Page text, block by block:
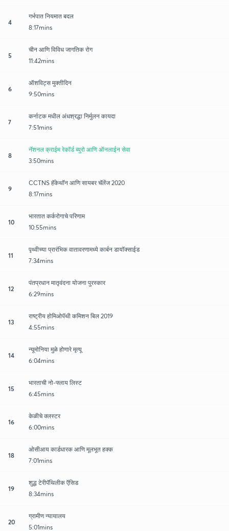
4
गर्भपात नियमात बदल
8:17mins
5
चीन आणि विविध जागतिक रोग
11:42mins
6
ऑशविट्स मुक्तीदिन
9:50mins
7
कर्नाटक मधील अंधश्रद्धा निर्मुलन कायदा
7:51mins
8
नॅशनल क्राईम रेकॉर्ड ब्युरो आणि ऑनलाईन सेवा
3:50mins
9
CCTNS हॅकेथॉन आणि सायबर चॅलेंज 2020
8:17mins
10
भारतात कर्करोगाचे परिणाम
10:55mins
11
पृथ्वीच्या प्रारंभिक वातावरणामध्ये कार्बन डायॉक्साईड
7:34mins
12
पंतप्रधान मातृवंदना योजना पुरस्कार
6:29mins
13
राष्ट्रीय होमिओपॅथी कमिशन बिल 2019
4:55mins
14
न्यूमोनिया मुळे होणारे मृत्यू
6:04mins
15
भारताची नो-फ्लाय लिस्ट
6:45mins
16
केळीचे क्लस्टर
6:00mins
18
ओसीआय कार्डधारक आणि मूलभूत हक्क
7:01mins
19
शुद्ध टेरीपॅथिलीक ऍसिड
8:34mins
20
ग्रामीण न्यायालय
5:01mins